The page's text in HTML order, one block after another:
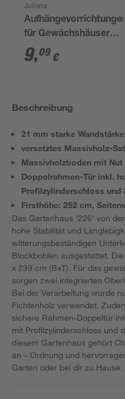
Juliana
Aufhängevorrichtungen
für Gewächshäuser
schwarz 20 Stück
9,09 €
Beschreibung
21 mm starke Wandstärke
versetztes Massivholz-
Massivholzboden mit Nut
Doppelrahmen-Tür inkl.
Profilzylinderschloss und
Firsthöhe: 252 cm,
Das Gartenhaus '226' von
hohe Stabilität und
witterungsbeständigen
Blockbohlen ausgestattet.
x 239 cm (BxT). Für das
sorgen zwei integrierten
Bei der Verarbeitung wurde
Fichtenholz verwendet.
sichere Rahmen-Doppeltür
mit Profilzylinderschloss und
diesem Gartenhaus gehört
an – Ordnung und
Garten oder bei dir zu Hause.